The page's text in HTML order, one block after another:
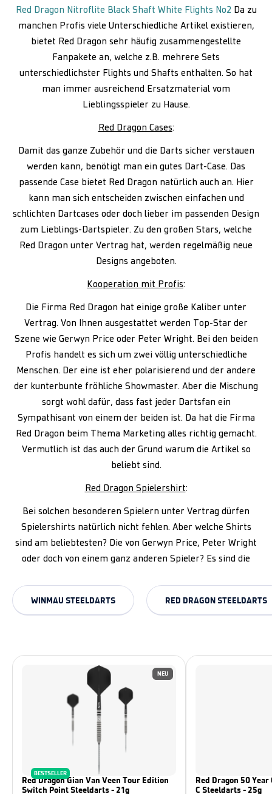
Red Dragon Nitroflite Black Shaft White Flights No2 Da zu
manchen Profis viele Unterschiedliche Artikel existieren,
bietet Red Dragon sehr häufig zusammengestellte
Fanpakete an, welche z.B. mehrere Sets
unterschiedlichster Flights und Shafts enthalten. So hat
man immer ausreichend Ersatzmaterial vom
Lieblingsspieler zu Hause.
Red Dragon Cases:
Damit das ganze Zubehör und die Darts sicher verstauen
werden kann, benötigt man ein gutes Dart-Case. Das
passende Case bietet Red Dragon natürlich auch an. Hier
kann man sich entscheiden zwischen einfachen und
schlichten Dartcases oder doch lieber im passenden Design
zum Lieblings-Dartspieler. Zu den großen Stars, welche
Red Dragon unter Vertrag hat, werden regelmäßig neue
Designs angeboten.
Kooperation mit Profis:
Die Firma Red Dragon hat einige große Kaliber unter
Vertrag. Von Ihnen ausgestattet werden Top-Star der
Szene wie Gerwyn Price oder Peter Wright. Bei den beiden
Profis handelt es sich um zwei völlig unterschiedliche
Menschen. Der eine ist eher polarisierend und der andere
der kunterbunte fröhliche Showmaster. Aber die Mischung
sorgt wohl dafür, dass fast jeder Dartsfan ein
Sympathisant von einem der beiden ist. Da hat die Firma
Red Dragon beim Thema Marketing alles richtig gemacht.
Vermutlich ist das auch der Grund warum die Artikel so
beliebt sind.
Red Dragon Spielershirt:
Bei solchen besonderen Spielern unter Vertrag dürfen
Spielershirts natürlich nicht fehlen. Aber welche Shirts
sind am beliebtesten? Die von Gerwyn Price, Peter Wright
oder doch von einem ganz anderen Spieler? Es sind die
WINMAU STEELDARTS RED DRAGON STEELDARTS
NEU
BESTSELLER
Red Dragon Gian Van Veen Tour Edition
Switch Point Steeldarts - 21g
Red Dragon 50
C Steeldarts - 25g